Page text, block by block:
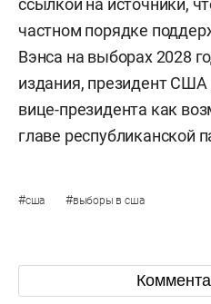
частном порядке
Вэнса на выборах 2028
издания, президент США
вице-президента как
главе республиканской
#сша #выборы в сша